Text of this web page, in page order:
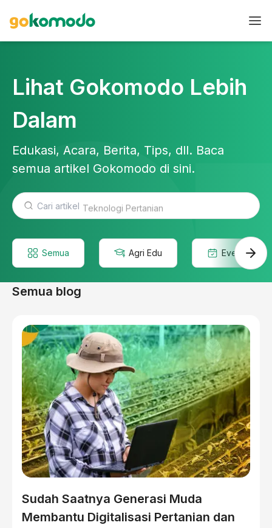
Lihat Gokomodo Lebih
Dalam
Edukasi, Acara, Berita, Tips, dll. Baca
semua artikel Gokomodo di sini.
Teknologi Pertanian
Semua Agri Edu Event
Semua blog
Sudah Saatnya Generasi Muda
Membantu Digitalisasi Pertanian dan